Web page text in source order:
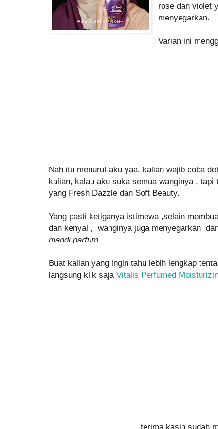
rose dan violet
menyegarkan.
Varian ini
Nah itu menurut aku yaa, kalian wajib coba
kalian, kalau aku suka semua wanginya , tapi
yang Fresh Dazzle dan Soft Beauty.
Yang pasti ketiganya istimewa ,selain
dan kenyal , wanginya juga menyegarkan
mandi parfum.
Buat kalian yang ingin tahu lebih lengkap
langsung klik saja Vitalis Perfumed
terima kasih sudah